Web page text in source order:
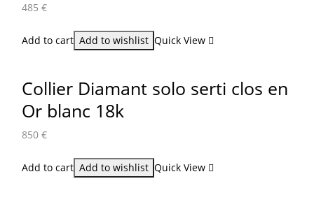
485 €
Add to cart Add to wishlist Quick View
Collier Diamant solo serti clos en
Or blanc 18k
850 €
Add to cart Add to wishlist Quick View